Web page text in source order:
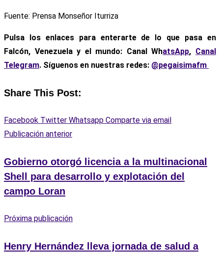
Fuente: Prensa Monseñor Iturriza
Pulsa los enlaces para enterarte de lo que pasa en
Falcón, Venezuela y el mundo: Canal WhatsApp, Canal
Telegram. Síguenos en nuestras redes: @pegaisimafm
Share This Post:
Facebook Twitter Whatsapp Comparte via email
Publicación anterior
Gobierno otorgó licencia a la multinacional
Shell para desarrollo y explotación del
campo Loran
Próxima publicación
Henry Hernández lleva jornada de salud a